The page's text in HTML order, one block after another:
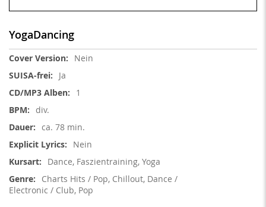
YogaDancing
Weitere
Nein
Ja
1
div.
ca. 78 min.
Nein
Dance, Faszientraining, Yoga
Charts Hits / Pop, Chillout, Dance /
Electronic / Club, Pop